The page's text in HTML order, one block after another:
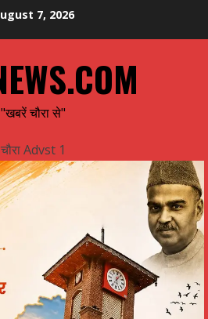
7, 2026
"खबरें चौरा से"
चौरा Advst 1